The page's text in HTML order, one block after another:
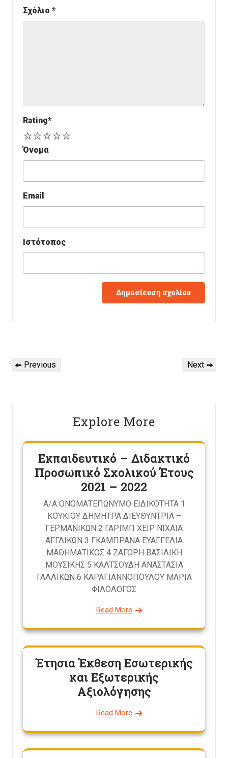
Σχόλιο *
Rating*
5
4
3
2
Όνομα
Email
Ιστότοπος
Πλοήγηση
άρθρων
Previous
Previous
Next
Next
Explore More
Εκπαιδευτικό – Διδακτικό
Προσωπικό Σχολικού Έτους
2021 – 2022
Α/Α ΟΝΟΜΑΤΕΠΩΝΥΜΟ ΕΙΔΙΚΟΤΗΤΑ 1
ΚΟΥΚΙΟΥ ΔΗΜΗΤΡΑ ΔΙΕΥΘΥΝΤΡΙΑ –
ΓΕΡΜΑΝΙΚΩΝ 2 ΓΑΡΙΜΠ ΧΕΙΡ ΝΙΧΑΙΑ
ΑΓΓΛΙΚΩΝ 3 ΓΚΑΜΠΡΑΝΑ ΕΥΑΓΓΕΛΙΑ
ΜΑΘΗΜΑΤΙΚΟΣ 4 ΖΑΓΟΡΗ ΒΑΣΙΛΙΚΗ
ΜΟΥΣΙΚΗΣ 5 ΚΑΛΤΣΟΥΔΗ ΑΝΑΣΤΑΣΙΑ
ΓΑΛΛΙΚΩΝ 6 ΚΑΡΑΓΙΑΝΝΟΠΟΥΛΟΥ ΜΑΡΙΑ
ΦΙΛΟΛΟΓΟΣ
Read More
Έτησια Έκθεση Εσωτερικής
και Εξωτερικής
Αξιολόγησης
Read More